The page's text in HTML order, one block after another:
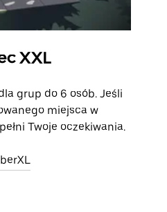
XXL
grup do 6 osób. Jeśli
miejsca w
Twoje oczekiwania.